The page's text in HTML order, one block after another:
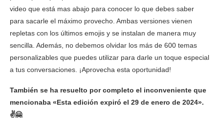
video que está mas abajo para conocer lo que debes saber
para sacarle el máximo provecho. Ambas versiones vienen
repletas con los últimos emojis y se instalan de manera muy
sencilla. Además, no debemos olvidar los más de 600 temas
personalizables que puedes utilizar para darle un toque especial
a tus conversaciones. ¡Aprovecha esta oportunidad!
También se ha resuelto por completo el inconveniente que
mencionaba «Esta edición expiró el 29 de enero de 2024».
✌️🤗